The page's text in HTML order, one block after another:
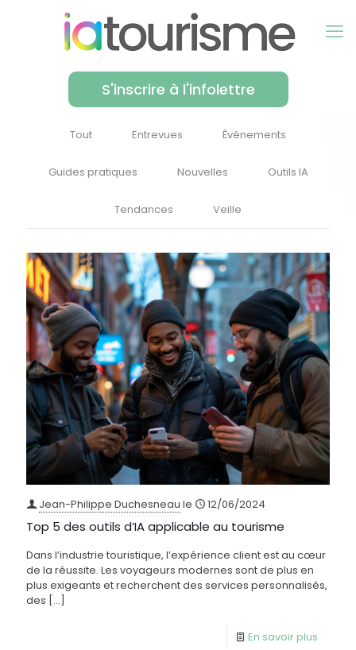
S'inscrire à l'infolettre
Tout Entrevues Événements
Guides pratiques Nouvelles Outils IA
Tendances Veille
Jean-Philippe Duchesneau le 12/06/2024
Top 5 des outils d’IA applicable au tourisme
Dans l’industrie touristique, l’expérience client est au cœur
de la réussite. Les voyageurs modernes sont de plus en
plus exigeants et recherchent des services personnalisés,
des […]
En savoir plus